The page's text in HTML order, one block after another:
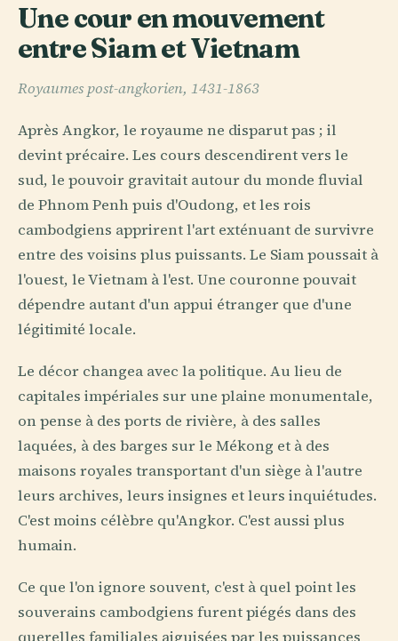
Une cour en mouvement
entre Siam et Vietnam
Royaumes post-angkorien, 1431-1863
Après Angkor, le royaume ne disparut pas ; il
devint précaire. Les cours descendirent vers le
sud, le pouvoir gravitait autour du monde fluvial
de Phnom Penh puis d'Oudong, et les rois
cambodgiens apprirent l'art exténuant de survivre
entre des voisins plus puissants. Le Siam poussait à
l'ouest, le Vietnam à l'est. Une couronne pouvait
dépendre autant d'un appui étranger que d'une
légitimité locale.
Le décor changea avec la politique. Au lieu de
capitales impériales sur une plaine monumentale,
on pense à des ports de rivière, à des salles
laquées, à des barges sur le Mékong et à des
maisons royales transportant d'un siège à l'autre
leurs archives, leurs insignes et leurs inquiétudes.
C'est moins célèbre qu'Angkor. C'est aussi plus
humain.
Ce que l'on ignore souvent, c'est à quel point les
souverains cambodgiens furent piégés dans des